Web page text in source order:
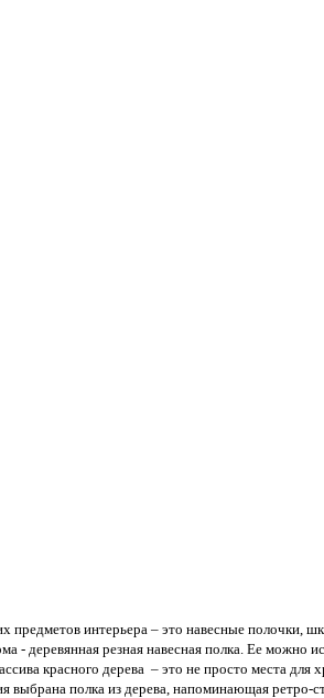
интерьера – это навесные полочки,
деревянная резная навесная полка. Ее
красного дерева – это не просто места
полка из дерева, напоминающая ретро-